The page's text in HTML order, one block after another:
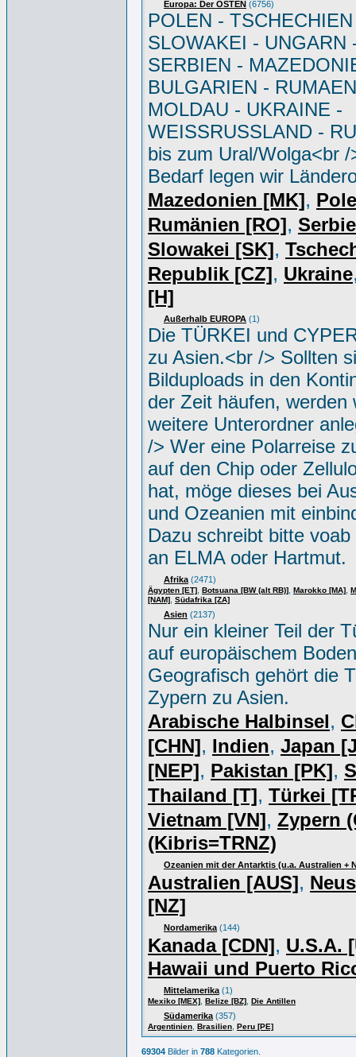
Europa: Der OSTEN (6756)
POLEN -
SLOWAKEI - UNGARN
SERBIEN -
BULGARIEN -
MOLDAU - UKRAINE -
WEISSRUSSLAND -
bis zum Ural/Wolga<br /
Bedarf legen wir
Mazedonien [MK],
Rumänien [RO],
Slowakei [SK],
Republik [CZ], Ukraine
[H]
Außerhalb EUROPA (1)
Die TÜRKEI und
zu Asien.<br /> Sollten
Bilduploads in den
der Zeit häufen, werden
weitere Unterordner
/> Wer eine Polarreise
auf den Chip oder
hat, möge dieses bei
und Ozeanien mit
Dazu schreibt bitte
an ELMA oder Hartmut.
Afrika (2471)
Ägypten [ET] Botsuana [BW (alt RB)] Marokko [MA]
[NAM] Südafrika [ZA]
Asien (2137)
Nur ein kleiner Teil der
auf europäischem
Geografisch gehört die
Zypern zu Asien.
Arabische Halbinsel,
[CHN], Indien, Japan
[NEP], Pakistan [PK],
Thailand [T], Türkei
Vietnam [VN], Zypern
(Kibris=TRNZ)
Ozeanien mit der Antarktis (u.a. Australien +
Australien [AUS],
[NZ]
Nordamerika (144)
Kanada [CDN], U.S.A.
Hawaii und Puerto
Mittelamerika (1)
Mexiko [MEX] Belize [BZ] Die Antillen
Südamerika (357)
Argentinien Brasilien Peru [PE]
69304 Bilder in 788 Kategorien.